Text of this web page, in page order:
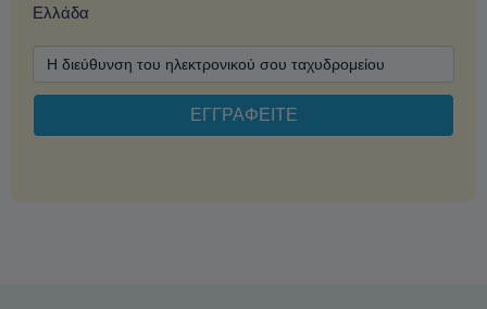
Ελλάδα